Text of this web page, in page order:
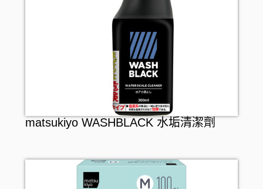
matsukiyo WASHBLACK 水垢清潔劑